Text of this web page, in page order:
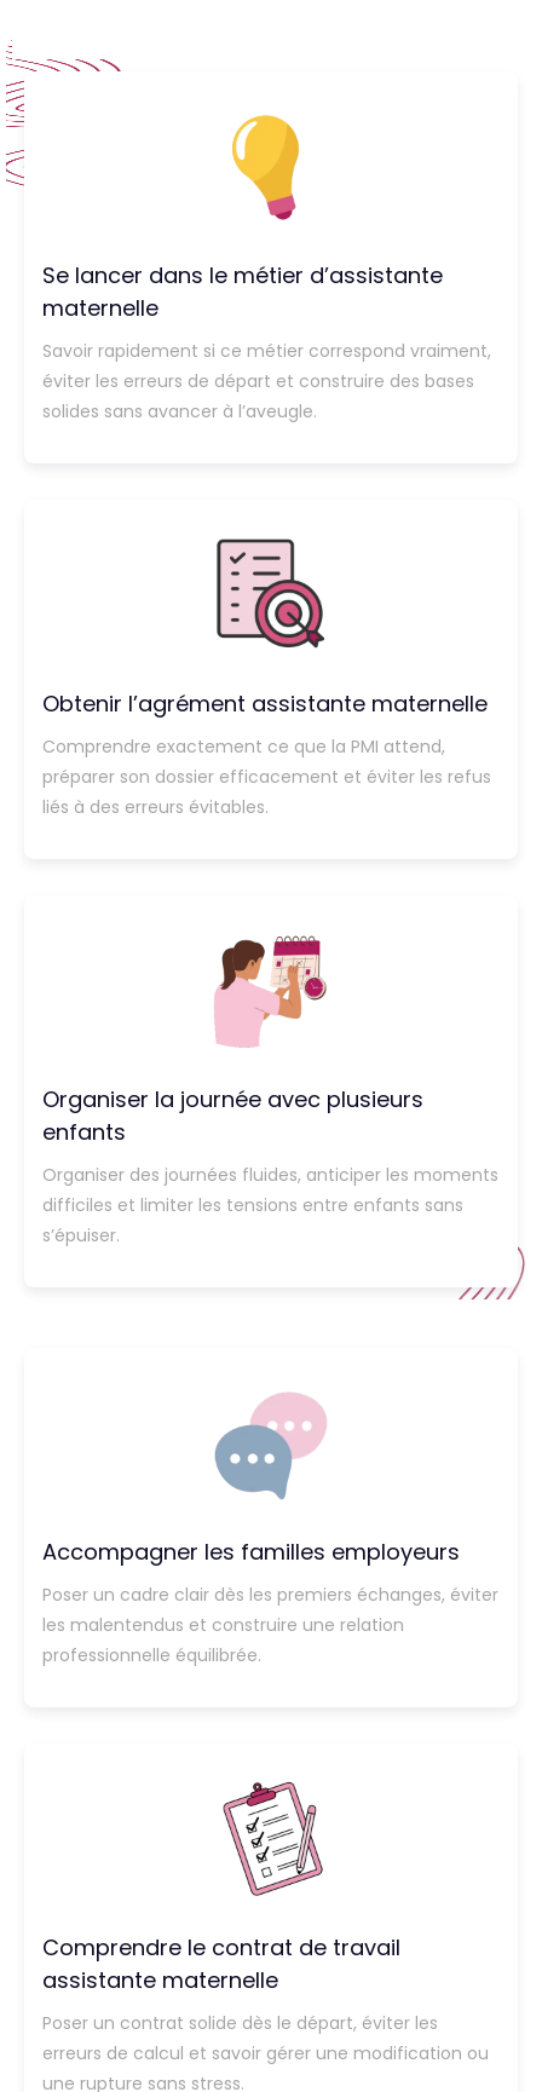
Se lancer dans le métier d’assistante
maternelle
Savoir rapidement si ce métier correspond vraiment,
éviter les erreurs de départ et construire des bases
solides sans avancer à l’aveugle.
Obtenir l’agrément assistante maternelle
Comprendre exactement ce que la PMI attend,
préparer son dossier efficacement et éviter les refus
liés à des erreurs évitables.
Organiser la journée avec plusieurs
enfants
Organiser des journées fluides, anticiper les moments
difficiles et limiter les tensions entre enfants sans
s’épuiser.
Accompagner les familles employeurs
Poser un cadre clair dès les premiers échanges, éviter
les malentendus et construire une relation
professionnelle équilibrée.
Comprendre le contrat de travail
assistante maternelle
Poser un contrat solide dès le départ, éviter les
erreurs de calcul et savoir gérer une modification ou
une rupture sans stress.